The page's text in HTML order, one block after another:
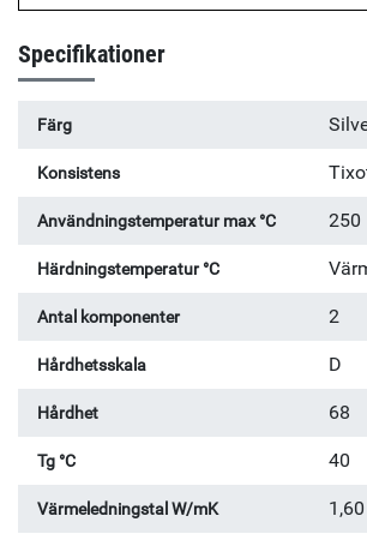
Specifikationer
Färg
Konsistens
Användningstemperatur max °C 250
Härdningstemperatur °C
Antal komponenter 2
Hårdhetsskala D
Hårdhet 68
Tg °C 40
Värmeledningstal W/mK 1,60